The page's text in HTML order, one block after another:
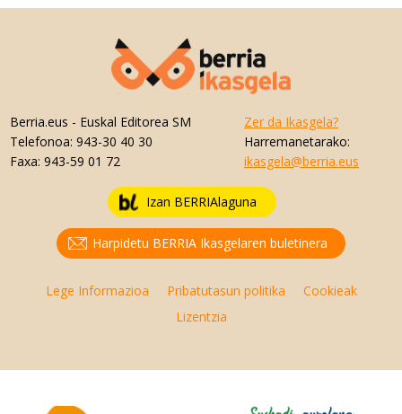
Berria.eus - Euskal Editorea SM
Telefonoa: 943-30 40 30
Faxa: 943-59 01 72
Zer da Ikasgela?
Harremanetarako:
ikasgela@berria.eus
Izan BERRIAlaguna
Harpidetu BERRIA Ikasgelaren buletinera
Lege Informazioa Pribatutasun politika
Cookieak
Lizentzia